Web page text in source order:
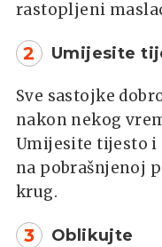
rastopljeni
2 Umijesite
Sve sastojke
nakon nekog
Umijesite tijesto
na pobrašnjenoj
krug.
3 Oblikujte